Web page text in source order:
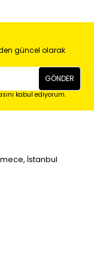
güncel olarak
GÖNDER
kabul ediyorum.
İstanbul